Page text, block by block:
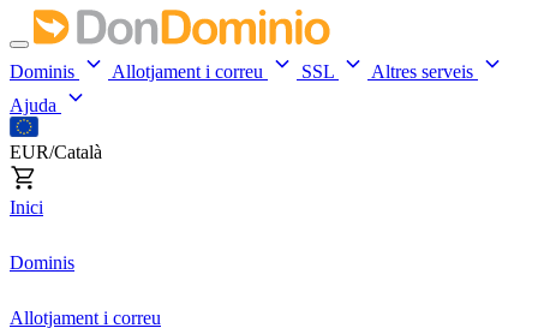
Dominis Allotjament i correu SSL
Altres serveis
Ajuda
EUR/Català
Inici
Dominis
Allotjament i correu